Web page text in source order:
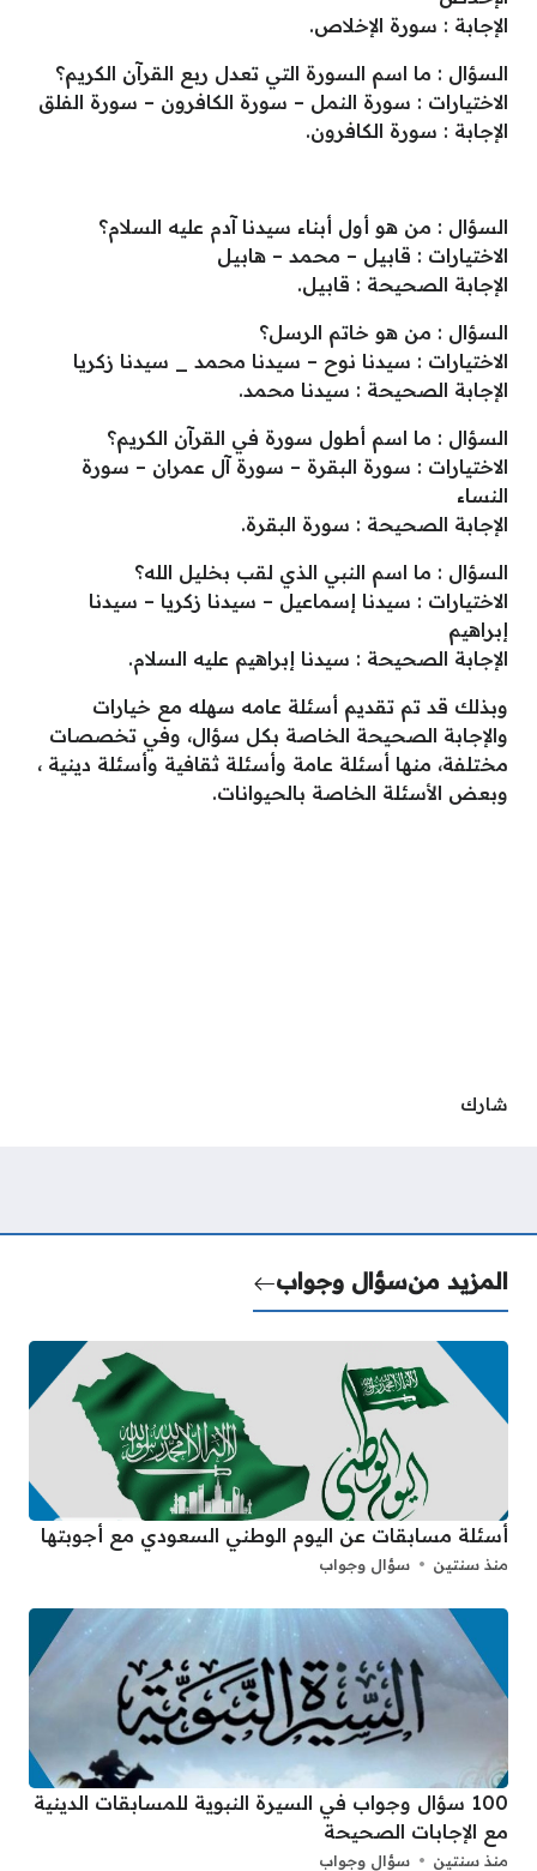
الإجابة : سورة الإخلاص.
السؤال : ما اسم السورة التي تعدل ربع القرآن الكريم؟
الاختيارات : سورة النمل – سورة الكافرون – سورة الفلق
الإجابة : سورة الكافرون.
السؤال : من هو أول أبناء سيدنا آدم عليه السلام؟
الاختيارات : قابيل – محمد – هابيل
الإجابة الصحيحة : قابيل.
السؤال : من هو خاتم الرسل؟
الاختيارات : سيدنا نوح – سيدنا محمد _ سيدنا زكريا
الإجابة الصحيحة : سيدنا محمد.
السؤال : ما اسم أطول سورة في القرآن الكريم؟
الاختيارات : سورة البقرة – سورة آل عمران – سورة
النساء
الإجابة الصحيحة : سورة البقرة.
السؤال : ما اسم النبي الذي لقب بخليل الله؟
الاختيارات : سيدنا إسماعيل – سيدنا زكريا – سيدنا
إبراهيم
الإجابة الصحيحة : سيدنا إبراهيم عليه السلام.
وبذلك قد تم تقديم أسئلة عامه سهله مع خيارات
والإجابة الصحيحة الخاصة بكل سؤال، وفي تخصصات
مختلفة، منها أسئلة عامة وأسئلة ثقافية وأسئلة دينية ،
وبعض الأسئلة الخاصة بالحيوانات.
شارك
المزيد منسؤال وجواب
أسئلة مسابقات عن اليوم الوطني السعودي مع أجوبتها
منذ سنتين سؤال وجواب
100 سؤال وجواب في السيرة النبوية للمسابقات الدينية
مع الإجابات الصحيحة
منذ سنتين سؤال وجواب